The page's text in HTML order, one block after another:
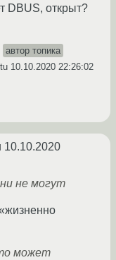
DBUS, открыт?
автор топика
10.10.2020 22:26:02
10.10.2020
не могут
«жизненно
может